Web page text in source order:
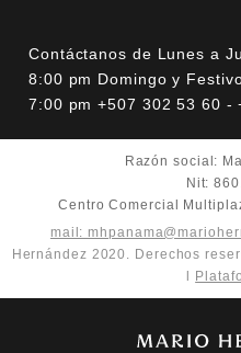
Contáctanos de Lunes a
8:00 pm Domingo y
7:00 pm +507 302 53 60 -
Razón social:
Nit:
Centro Comercial
mail:
Hernández 2020. Derechos